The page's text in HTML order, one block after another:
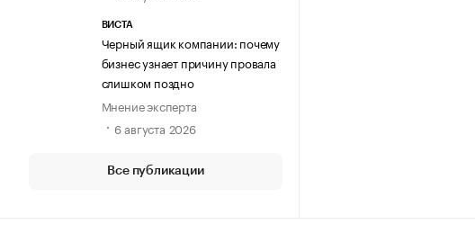
ВИСТА
Черный ящик компании: почему
бизнес узнает причину провала
слишком поздно
Мнение эксперта
6 августа 2026
Все публикации